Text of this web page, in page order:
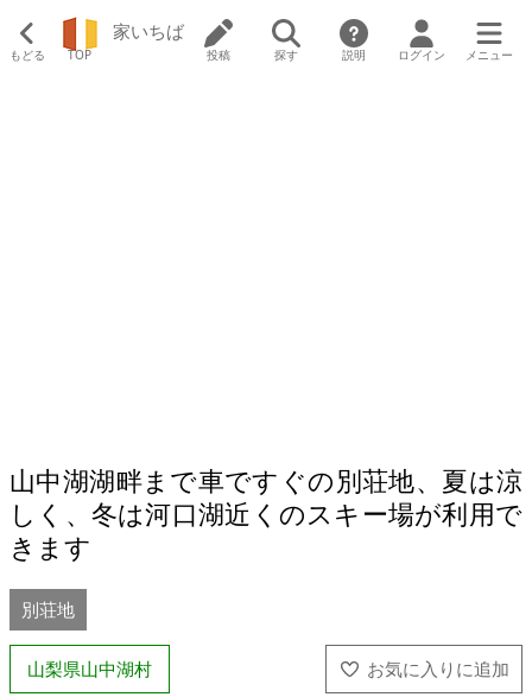
もどる TOP
家いちば
投稿 探す 説明 ログイン メニュー
山中湖湖畔まで車ですぐの別荘地、夏は涼
しく、冬は河口湖近くのスキー場が利用で
きます
別荘地
山梨県山中湖村